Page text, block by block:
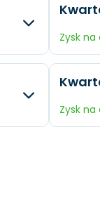
Dochód
Zysk na
Zysk na